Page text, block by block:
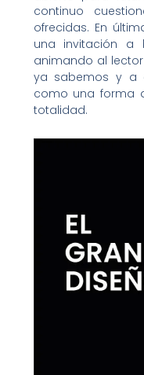
continuo
ofrecidas. En
una invitación a
animando al
ya sabemos y a
como una forma
totalidad.